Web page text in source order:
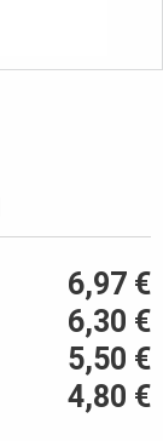
6,97 €
6,30 €
5,50 €
4,80 €